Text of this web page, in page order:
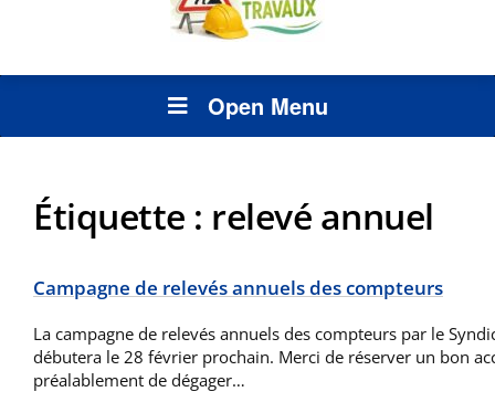
Open Menu
Étiquette : relevé annuel
Campagne de relevés annuels des compteurs
La campagne de relevés annuels des compteurs par le
débutera le 28 février prochain. Merci de réserver un bon
préalablement de dégager…